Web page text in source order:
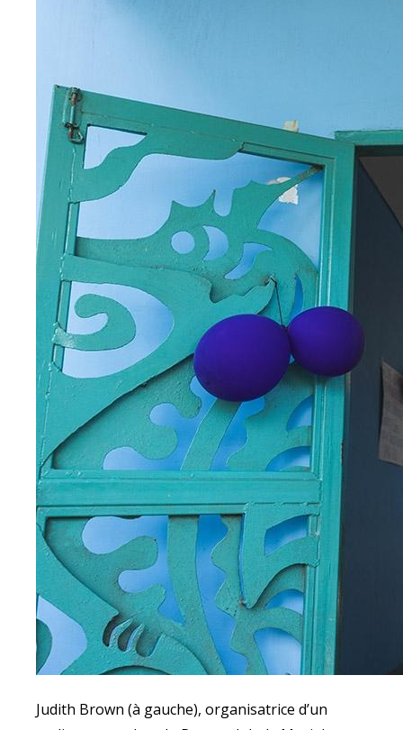
Judith Brown (à gauche), organisatrice d’un